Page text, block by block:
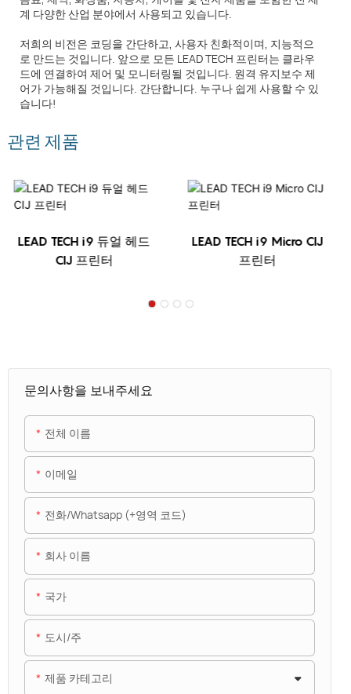
계 다양한 산업 분야에서 사용되고 있습니다.
저희의 비전은 코딩을 간단하고, 사용자 친화적이며, 지능적으
로 만드는 것입니다. 앞으로 모든 LEAD TECH 프린터는 클라우
드에 연결하여 제어 및 모니터링될 것입니다. 원격 유지보수 제
어가 가능해질 것입니다. 간단합니다. 누구나 쉽게 사용할 수 있
습니다!
관련 제품
LEAD TECH i9 듀얼 헤드
CIJ 프린터
LEAD TECH i9 Micro CIJ
프린터
문의사항을 보내주세요
전체 이름
이메일
전화/whatsapp (+영역 코드)
회사 이름
국가
도시/주
제품 카테고리